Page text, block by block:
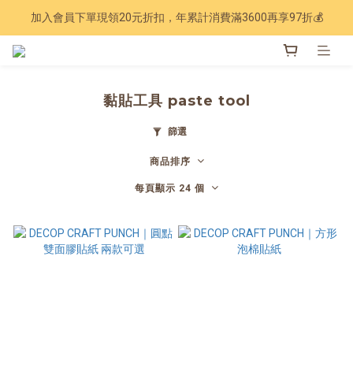
Have a nice trip 🧳 2027手帳季 準備登場
加入會員下單現領20元折扣，年累計消費滿3600再享97折💰
黏貼工具 paste tool
篩選
商品排序
每頁顯示 24 個